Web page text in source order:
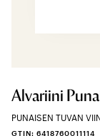
Alvariini
PUNAISEN TUVAN
GTIN: 6418760011114